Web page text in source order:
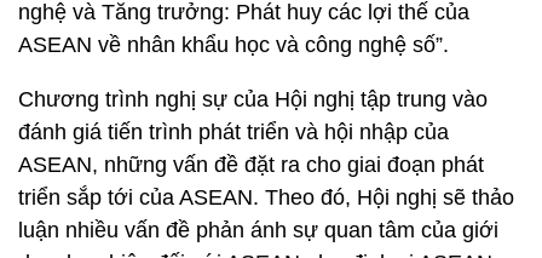
nghệ và Tăng trưởng: Phát huy các lợi thế của
ASEAN về nhân khẩu học và công nghệ số”.
Chương trình nghị sự của Hội nghị tập trung vào
đánh giá tiến trình phát triển và hội nhập của
ASEAN, những vấn đề đặt ra cho giai đoạn phát
triển sắp tới của ASEAN. Theo đó, Hội nghị sẽ thảo
luận nhiều vấn đề phản ánh sự quan tâm của giới